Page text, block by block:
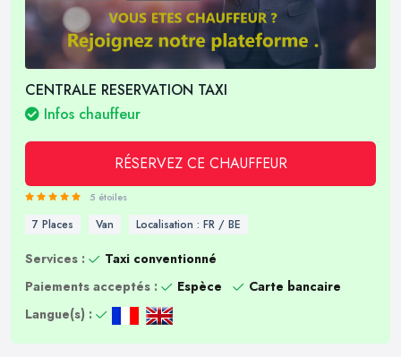
CENTRALE RESERVATION TAXI
Infos chauffeur
RÉSERVEZ CE CHAUFFEUR
5 étoiles
7 Places Van Localisation : FR / BE
Services :
Taxi conventionné
Paiements acceptés :
Espèce
Carte bancaire
Langue(s) :